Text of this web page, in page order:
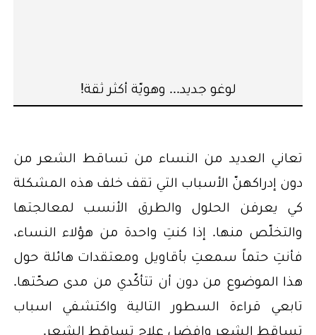
لوغو جديد... وهويّة أكثر ثقة!
تعاني العديد من النساء من تساقط الشعر من
دون إدراكهنّ الأسباب التي تقف خلف هذه المشكلة
كي يعرفن الحلول والطرق الأنسب لمعالجتها
والتخلّص منها. إذا كنتِ واحدة من هؤلاء النساء،
فأنتِ حتماً سمعتِ بأقاويل ومعتقدات هائلة حول
هذا الموضوع من دون أن تتأكّدي من مدى صحّتها.
تابعي قراءة السطور التالية واكتشفي اسباب
تساقط الشعر وافضل علاج تساقط الشعر.